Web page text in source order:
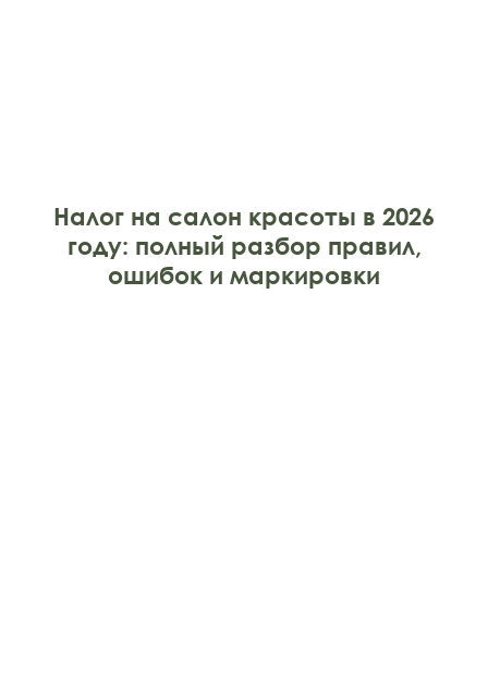
Налог на салон красоты в 2026
году: полный разбор правил,
ошибок и маркировки